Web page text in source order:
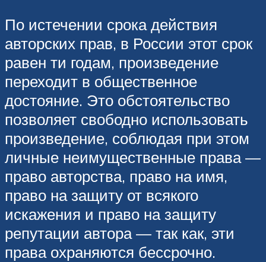
По истечении срока действия
авторских прав, в России этот срок
равен ти годам, произведение
переходит в общественное
достояние. Это обстоятельство
позволяет свободно использовать
произведение, соблюдая при этом
личные неимущественные права —
право авторства, право на имя,
право на защиту от всякого
искажения и право на защиту
репутации автора — так как, эти
права охраняются бессрочно.